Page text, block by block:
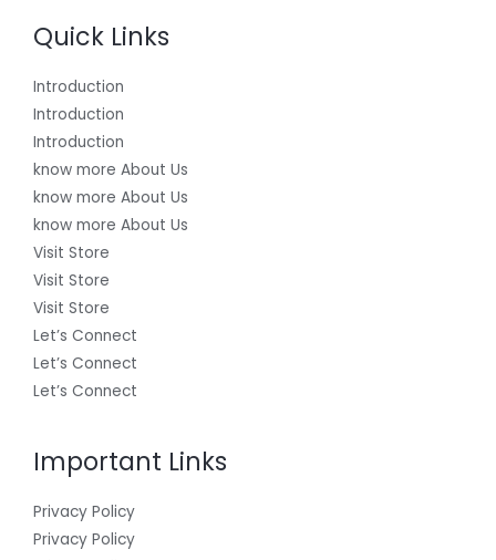
Quick Links
Introduction
Introduction
Introduction
know more About Us
know more About Us
know more About Us
Visit Store
Visit Store
Visit Store
Let’s Connect
Let’s Connect
Let’s Connect
Important Links
Privacy Policy
Privacy Policy